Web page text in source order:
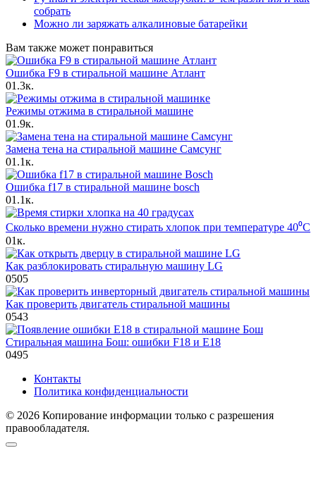
собрать
Можно ли заряжать алкалиновые батарейки
Вам также может понравиться
Ошибка F9 в стиральной машине Атлант
01.3к.
Режимы отжима в стиральной машине
01.9к.
Замена тена на стиральной машине Cамсунг
01.1к.
Ошибка f17 в стиральной машине bosch
01.1к.
Сколько времени нужно стирать хлопок при температуре 40⁰C
01к.
Как разблокировать стиральную машину LG
0505
Как проверить двигатель стиральной машины
0543
Стиральная машина Бош: ошибки F18 и E18
0495
Контакты
Политика конфиденциальности
© 2026 Копирование информации только с разрешения
правообладателя.